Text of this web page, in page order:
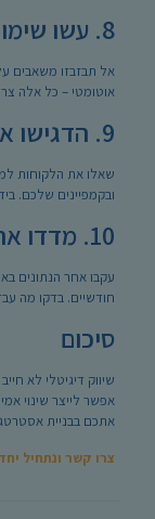
8. עשו שימוש נכון בטכנולוגיה
אל תבזבזו משאבים
אוטומטי – כל אלה
9. הדגישו את הבידול שלכם
שאלו את הלקוחות
ובקמפיינים שלכם.
10. מדדו את ההתקדמות
חודשיים. בדקו מה
סיכום
שיווק דיגיטלי לא
אפשר לייצר שינוי
אתכם בבניית
צרו קשר ונתחיל יחד